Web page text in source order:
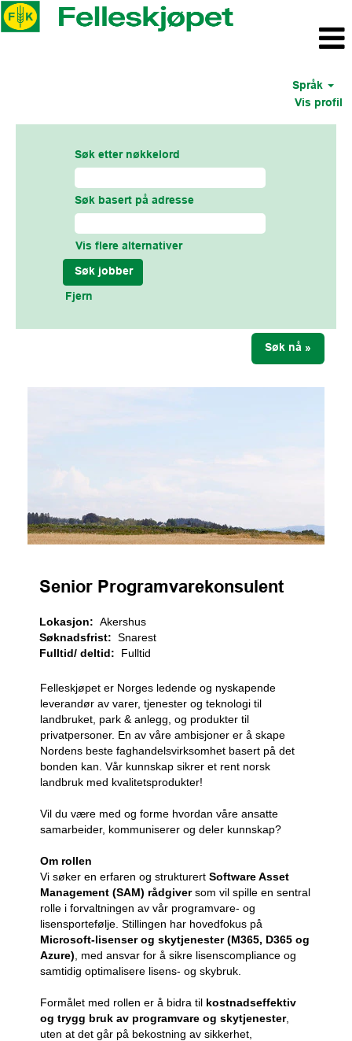
Språk
Vis profil
Søk etter nøkkelord
Søk basert på adresse
Vis flere alternativer
Fjern
Søk nå »
Senior Programvarekonsulent
Lokasjon: Akershus
Søknadsfrist: Snarest
Fulltid/ deltid: Fulltid
Felleskjøpet er Norges ledende og nyskapende
leverandør av varer, tjenester og teknologi til
landbruket, park & anlegg, og produkter til
privatpersoner. En av våre ambisjoner er å skape
Nordens beste faghandelsvirksomhet basert på det
bonden kan. Vår kunnskap sikrer et rent norsk
landbruk med kvalitetsprodukter!
Vil du være med og forme hvordan våre ansatte
samarbeider, kommuniserer og deler kunnskap?
Om rollen
Vi søker en erfaren og strukturert Software Asset
Management (SAM) rådgiversom vil spille en sentral
rolle i forvaltningen av vår programvare- og
lisensportefølje. Stillingen har hovedfokus på
Microsoft-lisenser og skytjenester (M365, D365 og
Azure) , med ansvar for å sikre lisenscompliance og
samtidig optimalisere lisens- og skybruk.
Formålet med rollen er å bidra til kostnadseffektiv
og trygg bruk av programvare og skytjenester,
uten at det går på bekostning av sikkerhet,